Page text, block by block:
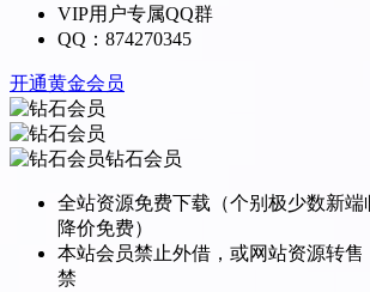
VIP用户专属QQ群
QQ：874270345
开通黄金会员
钻石会员
全站资源免费下载（个别极少数新端
降价免费）
本站会员禁止外借，或网站资源转
禁